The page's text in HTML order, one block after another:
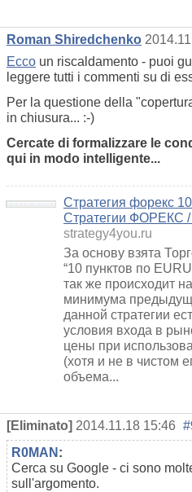
Roman Shiredchenko
Ecco un riscaldamento - puoi
leggere tutti i commenti su di
Per la questione della
in chiusura... :-)
Cercate di formalizzare le
qui in modo intelligente...
Стратегия форекс
Стратегии ФОРЕКС /
strategy4you.ru
За основу взята
“10 пунктов по
так же происходит
минимума
данной стратегии
условия входа в
цены при
(хотя и не в чистом
объема...
[Eliminato] 2014.11.18 15:46
R0MAN :
Cerca su Google - ci sono
sull'argomento.